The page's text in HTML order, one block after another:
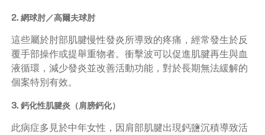
2. 網球肘／高爾夫球肘
這些屬於肘部肌腱慢性發炎所導致的疼痛，經常發生於反
覆手部操作或提舉重物者。衝擊波可以促進肌腱再生與血
液循環，減少發炎並改善活動功能，對於長期無法緩解的
個案特別有效。
3. 鈣化性肌腱炎（肩膀鈣化）
此病症多見於中年女性，因肩部肌腱出現鈣鹽沉積導致活